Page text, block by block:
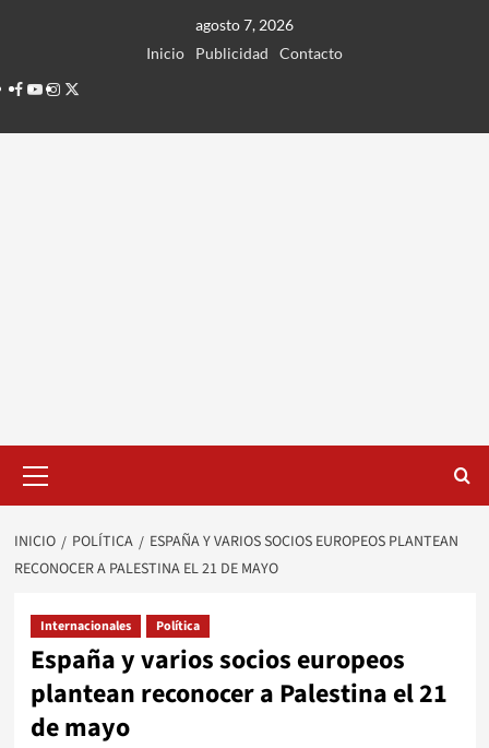
agosto 7, 2026
Inicio
Publicidad
Contacto
Facebook
Youtube
Instagram
Twitter
principal
INICIO POLÍTICA
ESPAÑA Y VARIOS SOCIOS EUROPEOS PLANTEAN
RECONOCER A PALESTINA EL 21 DE MAYO
Internacionales Política
España y varios socios europeos
plantean reconocer a Palestina el 21
de mayo